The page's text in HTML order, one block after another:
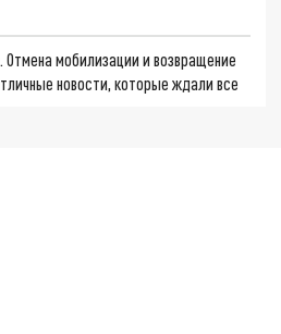
Отмена мобилизации и возвращение
новости, которые ждали все